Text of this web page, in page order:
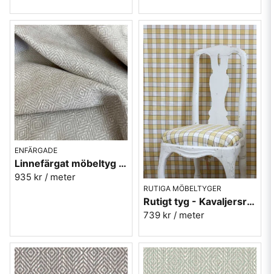
ENFÄRGADE
Linnefärgat möbeltyg med gåsögon - Magdalena nr.16
935 kr / meter
RUTIGA MÖBELTYGER
Rutigt tyg - Kavaljersruta 1020-15 gul-grå
739 kr / meter